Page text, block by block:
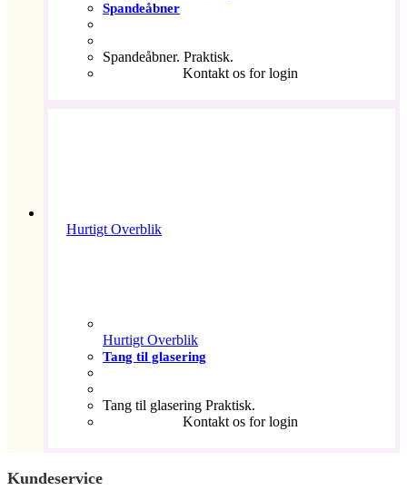
Spandeåbner
Spandeåbner. Praktisk.
Kontakt os for login
Hurtigt Overblik
Hurtigt Overblik
Tang til glasering
Tang til glasering Praktisk.
Kontakt os for login
Kundeservice